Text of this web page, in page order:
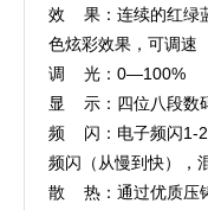
效 果：连续的红绿
色炫彩效果，可调速
调 光：0—100%
显 示：四位八段数
频 闪：电子频闪1-
频闪（从慢到快），
散 热：通过优质压